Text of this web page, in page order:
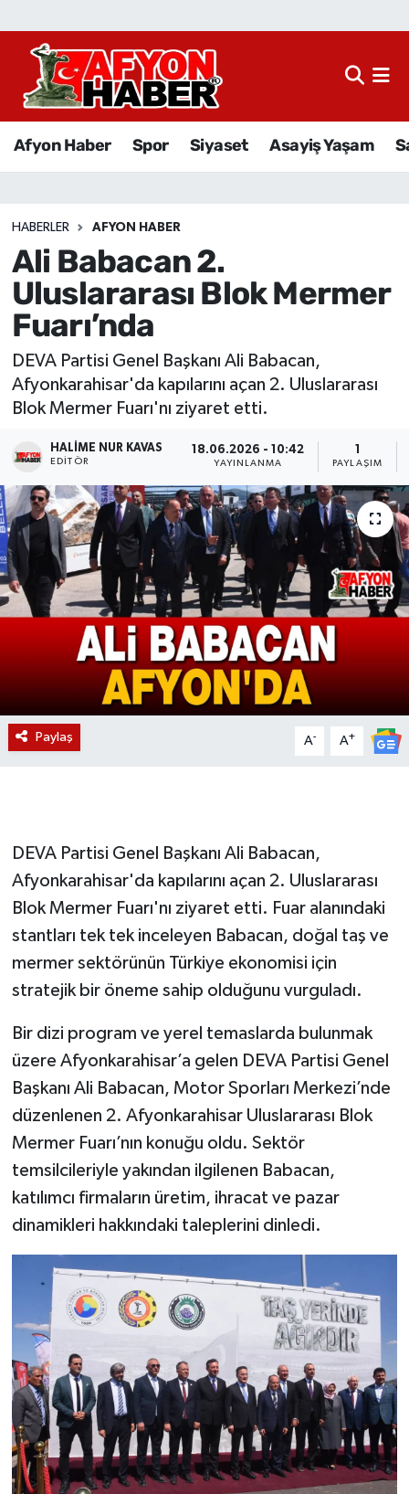
Afyon Haber Spor Siyaset Asayiş Yaşam
HABERLER AFYON HABER
Ali Babacan 2.
Uluslararası Blok Mermer
Fuarı’nda
DEVA Partisi Genel Başkanı Ali Babacan,
Afyonkarahisar'da kapılarını açan 2. Uluslararası
Blok Mermer Fuarı'nı ziyaret etti.
HALIME NUR KAVAS
EDITÖR
18.06.2026 - 10:42
YAYINLANMA PAYLAŞIM
Paylaş A- A+
DEVA Partisi Genel Başkanı Ali Babacan,
Afyonkarahisar'da kapılarını açan 2. Uluslararası
Blok Mermer Fuarı'nı ziyaret etti. Fuar alanındaki
stantları tek tek inceleyen Babacan, doğal taş ve
mermer sektörünün Türkiye ekonomisi için
stratejik bir öneme sahip olduğunu vurguladı.
Bir dizi program ve yerel temaslarda bulunmak
üzere Afyonkarahisar’a gelen DEVA Partisi Genel
Başkanı Ali Babacan, Motor Sporları Merkezi’nde
düzenlenen 2. Afyonkarahisar Uluslararası Blok
Mermer Fuarı’nın konuğu oldu. Sektör
temsilcileriyle yakından ilgilenen Babacan,
katılımcı firmaların üretim, ihracat ve pazar
dinamikleri hakkındaki taleplerini dinledi.
Afyon Haber
Sağlık
Eğitim
Ekonomi
Magazin
Etkinlikler